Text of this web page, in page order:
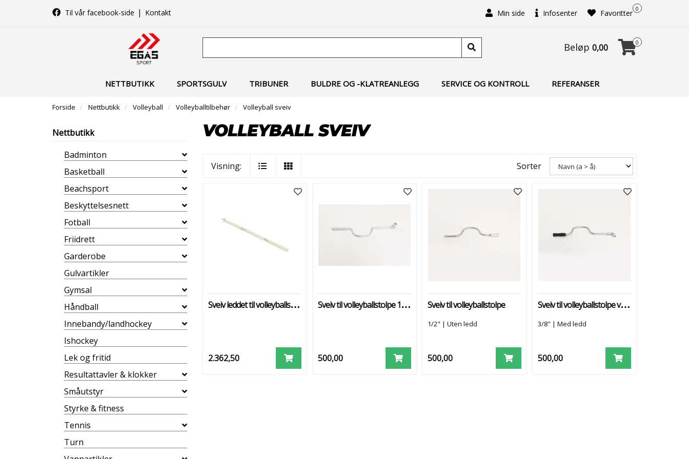
Til vår facebook-side | Kontakt Min side Infosenter 0
Favoritter
Beløp 0,00 0
NETTBUTIKK SPORTSGULV TRIBUNER BULDRE OG -KLATREANLEGG SERVICE OG KONTROLL REFERANSER
Forside Nettbutikk Volleyball Volleyballtilbehør Volleyball sveiv
Nettbutikk
Badminton
Basketball
Beachsport
Beskyttelsesnett
Fotball
Friidrett
Garderobe
Gulvartikler
Gymsal
Håndball
Innebandy/landhockey
Ishockey
Lek og fritid
Resultattavler & klokker
Småutstyr
Styrke & fitness
Tennis
Turn
VOLLEYBALL SVEIV
Visning: Sorter
Sveiv leddet til volleyballstolpe
2.362,50
Sveiv til volleyballstolpe 1/2 " m/ledd
500,00
Sveiv til volleyballstolpe
1/2" | Uten ledd
500,00
Sveiv til volleyballstolpe vegghengt
3/8" | Med ledd
500,00